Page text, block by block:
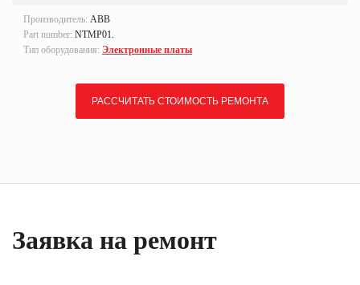
Производитель: ABB
Part number: NTMP01.
Тип оборудования: Электронные платы
РАССЧИТАТЬ СТОИМОСТЬ РЕМОНТА
Заявка на ремонт